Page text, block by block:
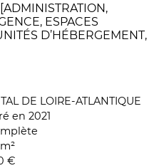
ESPACES
D’HÉBERGEMENT,
DE LOIRE-ATLANTIQUE
en 2021
€